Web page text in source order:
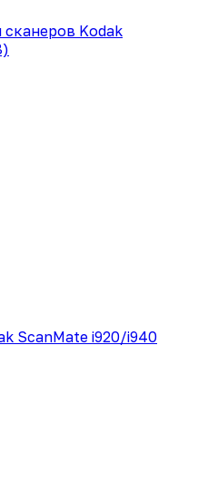
Kodak
ScanMate i920/i940